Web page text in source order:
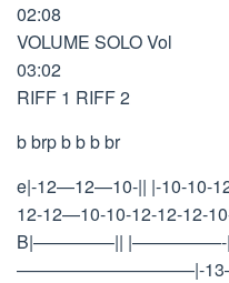
02:08
VOLUME SOLO Vol
03:02
RIFF 1 RIFF 2
b brp b b b br
e|-12—12—10-|| |-10-10-
12-12—10-10-12-12-12-
B|————–||
——————————|-